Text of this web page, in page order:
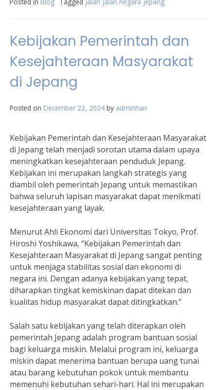
Kebijakan Pemerintah dan
Kesejahteraan Masyarakat
di Jepang
Posted on December 22, 2024 by adminhan
Kebijakan Pemerintah dan Kesejahteraan Masyarakat
di Jepang telah menjadi sorotan utama dalam upaya
meningkatkan kesejahteraan penduduk Jepang.
Kebijakan ini merupakan langkah strategis yang
diambil oleh pemerintah Jepang untuk memastikan
bahwa seluruh lapisan masyarakat dapat menikmati
kesejahteraan yang layak.
Menurut Ahli Ekonomi dari Universitas Tokyo, Prof.
Hiroshi Yoshikawa, “Kebijakan Pemerintah dan
Kesejahteraan Masyarakat di Jepang sangat penting
untuk menjaga stabilitas sosial dan ekonomi di
negara ini. Dengan adanya kebijakan yang tepat,
diharapkan tingkat kemiskinan dapat ditekan dan
kualitas hidup masyarakat dapat ditingkatkan.”
Salah satu kebijakan yang telah diterapkan oleh
pemerintah Jepang adalah program bantuan sosial
bagi keluarga miskin. Melalui program ini, keluarga
miskin dapat menerima bantuan berupa uang tunai
atau barang kebutuhan pokok untuk membantu
memenuhi kebutuhan sehari-hari. Hal ini merupakan